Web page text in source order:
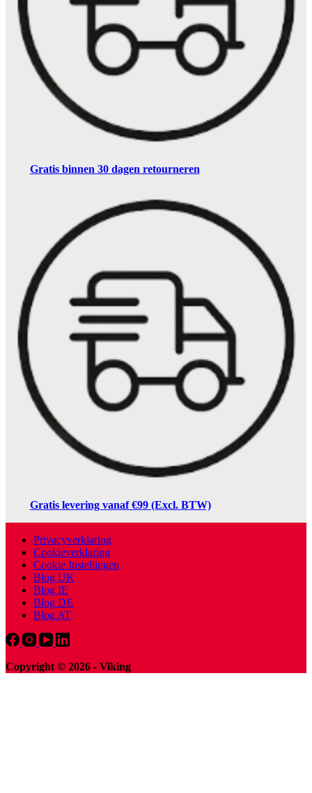
Gratis binnen 30 dagen retourneren
Gratis levering vanaf €99 (Excl. BTW)
Privacyverklaring
Cookieverklaring
Cookie Instellingen
Blog UK
Blog IE
Blog DE
Blog AT
Copyright © 2026 - Viking